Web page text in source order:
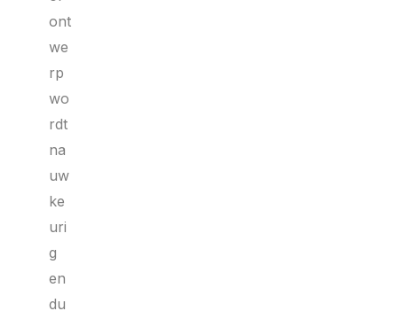
ont
we
rp
wo
rdt
na
uw
ke
uri
g
en
du